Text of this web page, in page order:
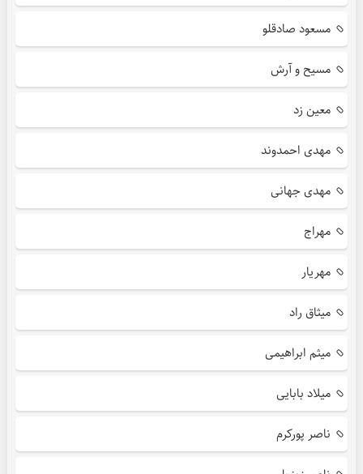
مسعود صادقلو
مسیح و آرش
معین زد
مهدی احمدوند
مهدی جهانی
مهراج
مهریار
میثاق راد
میثم ابراهیمی
میلاد بابایی
ناصر پورکرم